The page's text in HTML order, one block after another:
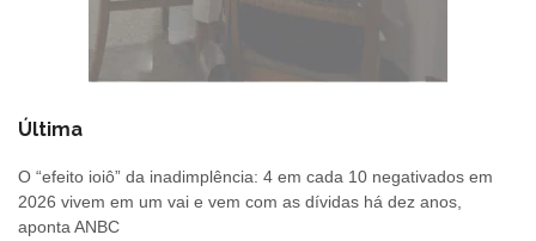
Última
O “efeito ioiô” da inadimplência: 4 em cada 10 negativados em
2026 vivem em um vai e vem com as dívidas há dez anos,
aponta ANBC